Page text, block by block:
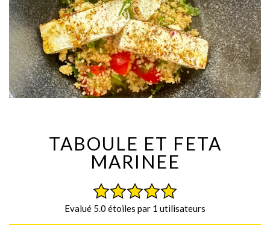
TABOULE ET FETA
MARINEE
Evalué 5.0 étoiles par 1 utilisateurs